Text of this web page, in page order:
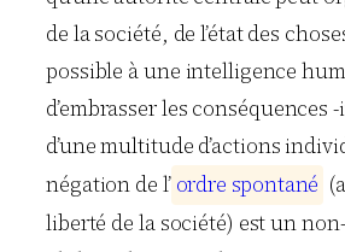
de la société, de l’état des
possible à une intelligence
d’embrasser les conséquences
d’une multitude d’actions
négation de l’ ordre spontané
liberté de la société) est un